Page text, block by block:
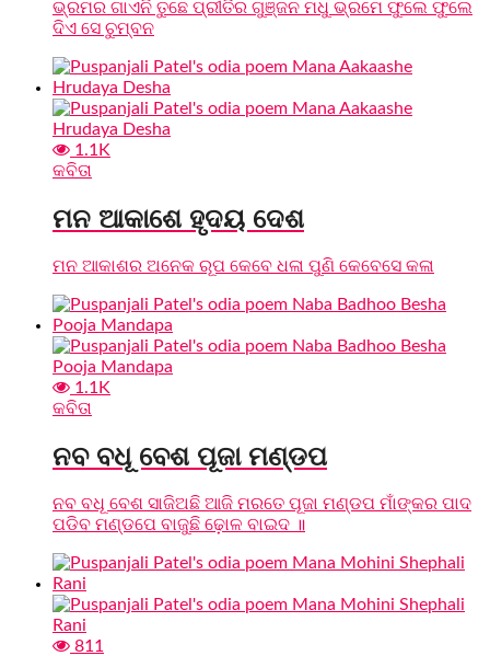
ଭ୍ରମର ଗାଏନି ତୁଛେ ପ୍ରୀତିର ଗୁଞ୍ଜନ ମଧୁ ଭ୍ରମେ ଫୁଲେ ଫୁଲେ
ଦିଏ ସେ ଚୁମ୍ବନ
1.1K
କବିତା
ମନ ଆକାଶେ ହୃଦୟ ଦେଶ
ମନ ଆକାଶର ଅନେକ ରୂପ କେବେ ଧଳା ପୁଣି କେବେସେ କଳା
1.1K
କବିତା
ନବ ବଧୂ ବେଶ ପୂଜା ମଣ୍ଡପ
ନବ ବଧୂ ବେଶ ସାଜିଅଛି ଆଜି ମରତେ ପୂଜା ମଣ୍ଡପ ମାଁଙ୍କର ପାଦ
ପଡିବ ମଣ୍ଡପେ ବାଜୁଛି ଢ଼ୋଳ ବାଇଦ ॥
811